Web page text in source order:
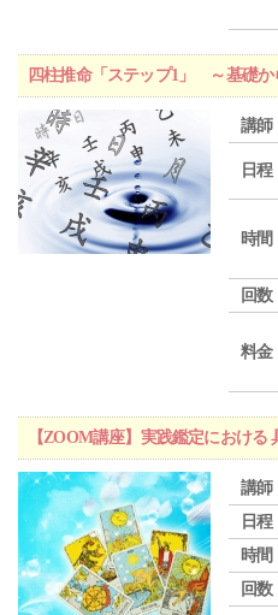
四柱推命「ステップ1」 ～基礎
講師
日程
時間
回数
料金
【ZOOM講座】実践鑑定におけ
講師
日程
時間
回数